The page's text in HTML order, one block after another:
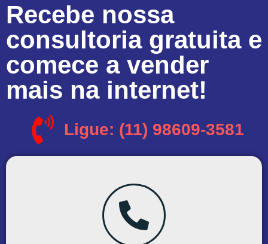
Recebe nossa
consultoria gratuita e
comece a vender
mais na internet!
Ligue: (11) 98609-3581